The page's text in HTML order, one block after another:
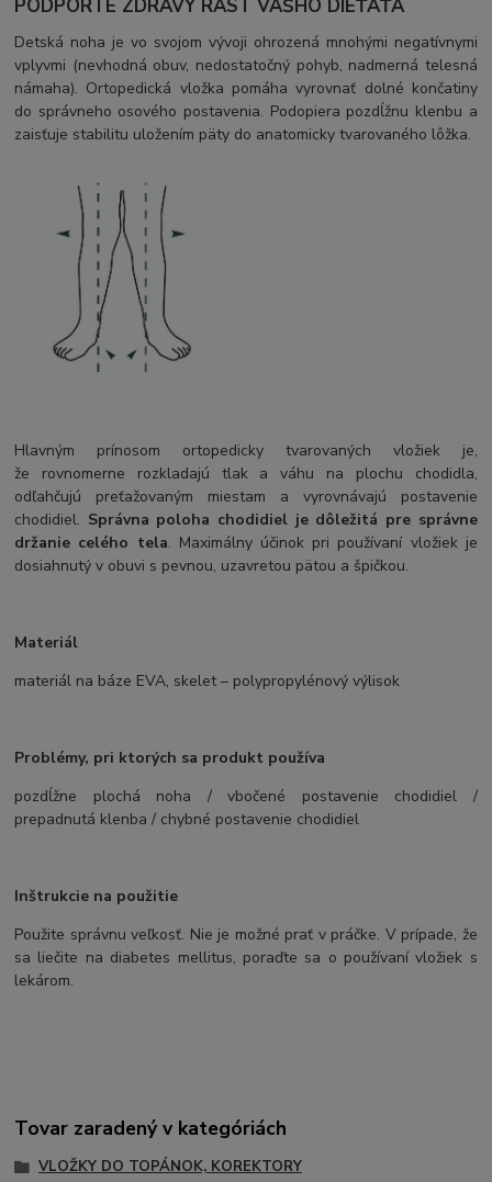
PODPORTE ZDRAVÝ RAST VÁŠHO DIEŤAŤA
Detská noha je vo svojom vývoji ohrozená mnohými negatívnymi
vplyvmi (nevhodná obuv, nedostatočný pohyb, nadmerná telesná
námaha). Ortopedická vložka pomáha vyrovnať dolné končatiny
do správneho osového postavenia. Podopiera pozdĺžnu klenbu a
zaisťuje stabilitu uložením päty do anatomicky tvarovaného lôžka.
Hlavným prínosom ortopedicky tvarovaných vložiek je,
že rovnomerne rozkladajú tlak a váhu na plochu chodidla,
odľahčujú preťažovaným miestam a vyrovnávajú postavenie
chodidiel. Správna poloha chodidiel je dôležitá pre správne
držanie celého tela. Maximálny účinok pri používaní vložiek je
dosiahnutý v obuvi s pevnou, uzavretou pätou a špičkou.
Materiál
materiál na báze EVA, skelet – polypropylénový výlisok
Problémy, pri ktorých sa produkt používa
pozdĺžne plochá noha / vbočené postavenie chodidiel /
prepadnutá klenba / chybné postavenie chodidiel
Inštrukcie na použitie
Použite správnu veľkosť. Nie je možné prať v práčke. V prípade, že
sa liečite na diabetes mellitus, poraďte sa o používaní vložiek s
lekárom.
Tovar zaradený v kategóriách
VLOŽKY DO TOPÁNOK, KOREKTORY